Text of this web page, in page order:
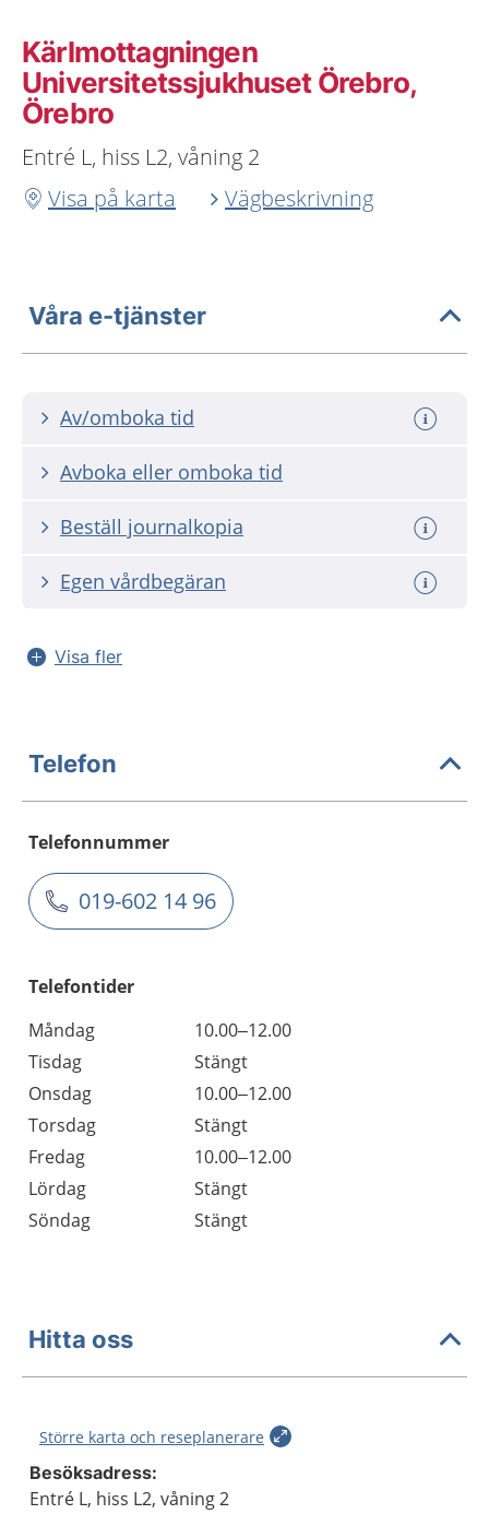
Kärlmottagningen
Universitetssjukhuset Örebro,
Örebro
Entré L, hiss L2, våning 2
Visa på karta
Vägbeskrivning
Våra e-tjänster
Av/omboka tid
Avboka eller omboka tid
Beställ journalkopia
Egen vårdbegäran
Visa fler
Telefon
Telefonnummer
019-602 14 96
Telefontider
Måndag
10.00–12.00
Tisdag
Stängt
Onsdag
10.00–12.00
Torsdag
Stängt
Fredag
10.00–12.00
Lördag
Stängt
Söndag
Stängt
Hitta oss
Större karta och reseplanerare
Besöksadress:
Entré L, hiss L2, våning 2